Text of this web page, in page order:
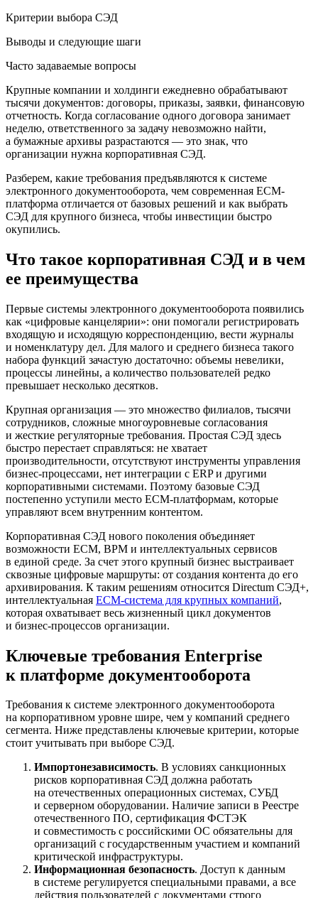
Критерии выбора СЭД
Выводы и следующие шаги
Часто задаваемые вопросы
Крупные компании и холдинги ежедневно обрабатывают
тысячи документов: договоры, приказы, заявки, финансовую
отчетность. Когда согласование одного договора занимает
неделю, ответственного за задачу невозможно найти,
а бумажные архивы разрастаются — это знак, что
организации нужна корпоративная СЭД.
Разберем, какие требования предъявляются к системе
электронного документооборота, чем современная ECM-
платформа отличается от базовых решений и как выбрать
СЭД для крупного бизнеса, чтобы инвестиции быстро
окупились.
Что такое корпоративная СЭД и в чем
ее преимущества
Первые системы электронного документооборота появились
как «цифровые канцелярии»: они помогали регистрировать
входящую и исходящую корреспонденцию, вести журналы
и номенклатуру дел. Для малого и среднего бизнеса такого
набора функций зачастую достаточно: объемы невелики,
процессы линейны, а количество пользователей редко
превышает несколько десятков.
Крупная организация — это множество филиалов, тысячи
сотрудников, сложные многоуровневые согласования
и жесткие регуляторные требования. Простая СЭД здесь
быстро перестает справляться: не хватает
производительности, отсутствуют инструменты управления
бизнес-процессами, нет интеграции с ERP и другими
корпоративными системами. Поэтому базовые СЭД
постепенно уступили место ECM-платформам, которые
управляют всем внутренним контентом.
Корпоративная СЭД нового поколения объединяет
возможности ECM, BPM и интеллектуальных сервисов
в единой среде. За счет этого крупный бизнес выстраивает
сквозные цифровые маршруты: от создания контента до его
архивирования. К таким решениям относится Directum СЭД+,
интеллектуальная ECM-система для крупных компаний,
которая охватывает весь жизненный цикл документов
и бизнес-процессов организации.
Ключевые требования Enterprise
к платформе документооборота
Требования к системе электронного документооборота
на корпоративном уровне шире, чем у компаний среднего
сегмента. Ниже представлены ключевые критерии, которые
стоит учитывать при выборе СЭД.
Импортонезависимость. В условиях санкционных
рисков корпоративная СЭД должна работать
на отечественных операционных системах, СУБД
и серверном оборудовании. Наличие записи в Реестре
отечественного ПО, сертификация ФСТЭК
и совместимость с российскими ОС обязательны для
организаций с государственным участием и компаний
критической инфраструктуры.
Информационная безопасность. Доступ к данным
в системе регулируется специальными правами, а все
действия пользователей с документами строго